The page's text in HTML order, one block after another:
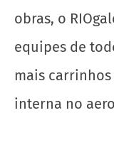
obras, o
equipes de
mais
interna no